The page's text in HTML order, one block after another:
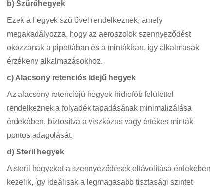
b) Szűrőhegyek
Ezek a hegyek szűrővel rendelkeznek, amely
megakadályozza, hogy az aeroszolok szennyeződést
okozzanak a pipettában és a mintákban, így alkalmasak
érzékeny alkalmazásokhoz.
c) Alacsony retenciós idejű hegyek
Az alacsony retenciójú hegyek hidrofób felülettel
rendelkeznek a folyadék tapadásának minimalizálása
érdekében, biztosítva a viszkózus vagy értékes minták
pontos adagolását.
d) Steril hegyek
A steril hegyeket a szennyeződések eltávolítása érdekében
kezelik, így ideálisak a legmagasabb tisztasági szintet